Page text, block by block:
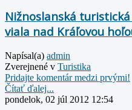
Nižnoslanská
viala nad Kráľovou
Napísal(a) admin
Zverejnené v Turistika
Pridajte komentár medzi prvými!
Čítať ďalej...
pondelok, 02 júl 2012 12:54